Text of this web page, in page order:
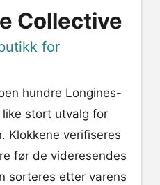
Collective
for
hundre Longines-
stort utvalg for
Klokkene verifiseres
før de videresendes
sorteres etter varens